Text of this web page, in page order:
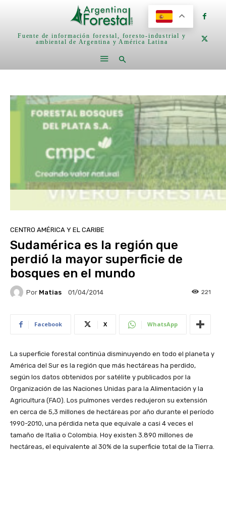
Fuente de información forestal, foresto-industrial y
ambiental de Argentina y América Latina
CENTRO AMÉRICA Y EL CARIBE
Sudamérica es la región que
perdió la mayor superficie de
bosques en el mundo
Por Matias 01/04/2014 221
Facebook X WhatsApp
La superficie forestal continúa disminuyendo en todo el planeta y
América del Sur es la región que más hectáreas ha perdido,
según los datos obtenidos por satélite y publicados por la
Organización de las Naciones Unidas para la Alimentación y la
Agricultura (FAO). Los pulmones verdes redujeron su extensión
en cerca de 5,3 millones de hectáreas por año durante el período
1990-2010, una pérdida neta que equivale a casi 4 veces el
tamaño de Italia o Colombia. Hoy existen 3.890 millones de
hectáreas, el equivalente al 30% de la superficie total de la Tierra.